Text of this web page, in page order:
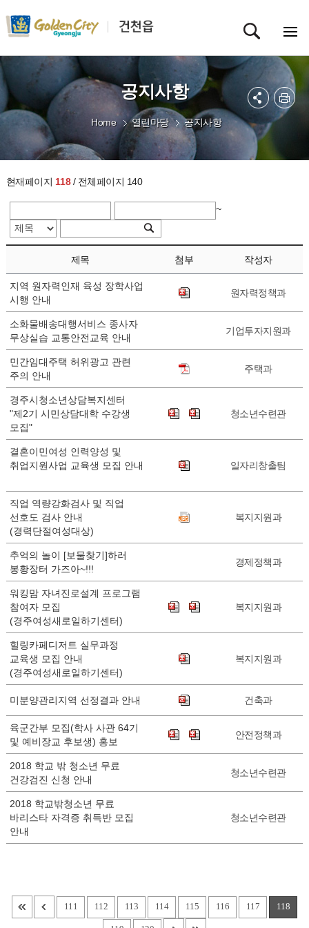
공지사항
Home 열린마당 공지사항
현재페이지 118/ 전체페이지 140
~
제목 첨부 작성자
지역 원자력인재 육성 장학사업
시행 안내
원자력정책과
소화물배송대행서비스 종사자
무상실습 교통안전교육 안내
기업투자지원과
민간임대주택 허위광고 관련
주의 안내
주택과
경주시청소년상담복지센터
"제2기 시민상담대학 수강생
모집"
청소년수련관
결혼이민여성 인력양성 및
취업지원사업 교육생 모집 안내
일자리창출팀
직업 역량강화검사 및 직업
선호도 검사 안내
(경력단절여성대상)
복지지원과
추억의 놀이 [보물찾기]하러
봉황장터 가즈아~!!!
경제정책과
워킹맘 자녀진로설계 프로그램
참여자 모집
(경주여성새로일하기센터)
복지지원과
힐링카페디저트 실무과정
교육생 모집 안내
(경주여성새로일하기센터)
복지지원과
미분양관리지역 선정결과 안내 건축과
육군간부 모집(학사 사관 64기
및 예비장교 후보생) 홍보
안전정책과
2018 학교 밖 청소년 무료
건강검진 신청 안내
청소년수련관
2018 학교밖청소년 무료
바리스타 자격증 취득반 모집
안내
청소년수련관
111 112 113 114 115 116 117 118